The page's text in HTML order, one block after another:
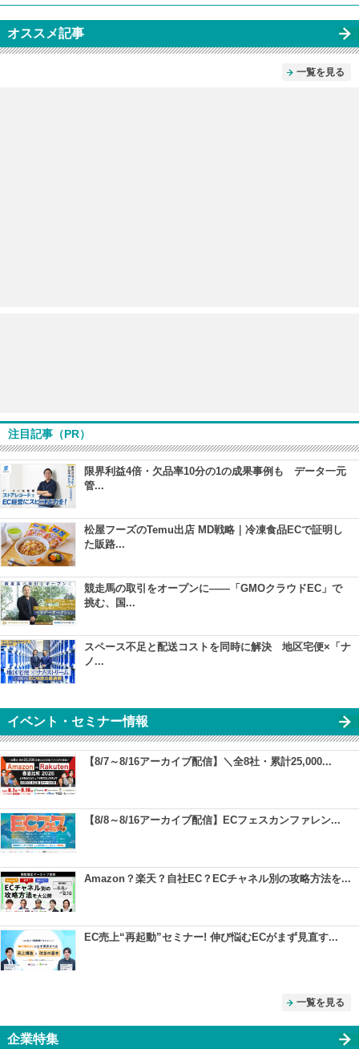
オススメ記事
一覧を見る
注目記事（PR）
限界利益4倍・欠品率10分の1の成果事例も データ一元
管...
松屋フーズのTemu出店 MD戦略｜冷凍食品ECで証明し
た販路...
競走馬の取引をオープンに――「GMOクラウドEC」で
挑む、国...
スペース不足と配送コストを同時に解決 地区宅便×「ナ
ノ...
イベント・セミナー情報
【8/7～8/16アーカイブ配信】＼全8社・累計25,000...
【8/8～8/16アーカイブ配信】ECフェスカンファレン...
Amazon？楽天？自社EC？ECチャネル別の攻略方法を...
EC売上“再起動”セミナー! 伸び悩むECがまず見直す...
一覧を見る
企業特集